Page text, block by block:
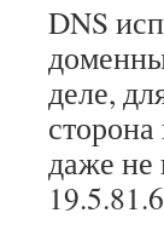
DNS
деле,
даже не